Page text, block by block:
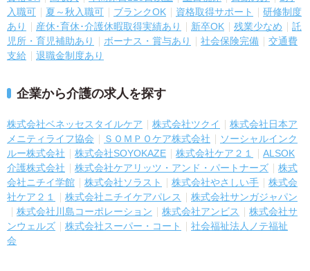
入職可
夏～秋入職可 ブランクOK 資格取得サポート
研修制度
あり
産休･育休･介護休暇取得実績あり 新卒OK 残業少なめ
託
児所・育児補助あり
ボーナス・賞与あり 社会保険完備
交通費
支給
退職金制度あり
企業から介護の求人を探す
株式会社ベネッセスタイルケア 株式会社ツクイ
株式会社日本ア
メニティライフ協会
ＳＯＭＰＯケア株式会社
ソーシャルインク
ルー株式会社
株式会社SOYOKAZE 株式会社ケア２１
ALSOK
介護株式会社
株式会社ケアリッツ・アンド・パートナーズ
株式
会社ニチイ学館
株式会社ソラスト 株式会社やさしい手
株式会
社ケア２１
株式会社ニチイケアパレス
株式会社サンガジャパン
株式会社川島コーポレーション
株式会社アンビス
株式会社サ
ンウェルズ
株式会社スーパー・コート
社会福祉法人ノテ福祉
会